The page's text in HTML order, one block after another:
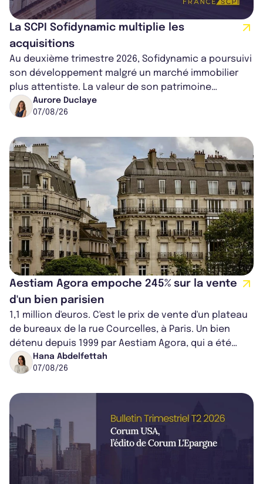
La SCPI Sofidynamic multiplie les
acquisitions
Au deuxième trimestre 2026, Sofidynamic a poursuivi
son développement malgré un marché immobilier
plus attentiste. La valeur de son patrimoine
progresse de 3,8% à périmètre constan...
Aurore Duclaye
07/08/26
Aestiam Agora empoche 245% sur la vente
d'un bien parisien
1,1 million d'euros. C'est le prix de vente d'un plateau
de bureaux de la rue Courcelles, à Paris. Un bien
détenu depuis 1999 par Aestiam Agora, qui a été
cédé avec une plus-value...
Hana Abdelfettah
07/08/26